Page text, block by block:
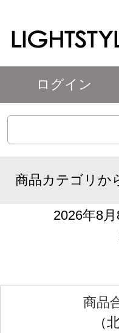
ログイン
商品カテゴリか
2026年8
商品
（